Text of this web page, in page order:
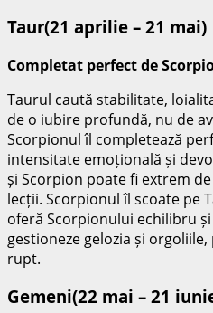
Taur(21 aprilie – 21 mai)
Completat perfect de
Taurul caută stabilitate,
de o iubire profundă, nu de
Scorpionul îl completează
intensitate emoțională și
și Scorpion poate fi extrem
lecții. Scorpionul îl scoate pe
oferă Scorpionului echilibru
gestioneze gelozia și
rupt.
Gemeni(22 mai – 21